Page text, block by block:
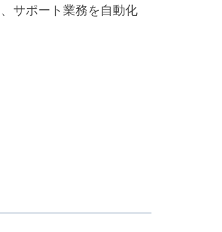
サポート業務を自動化